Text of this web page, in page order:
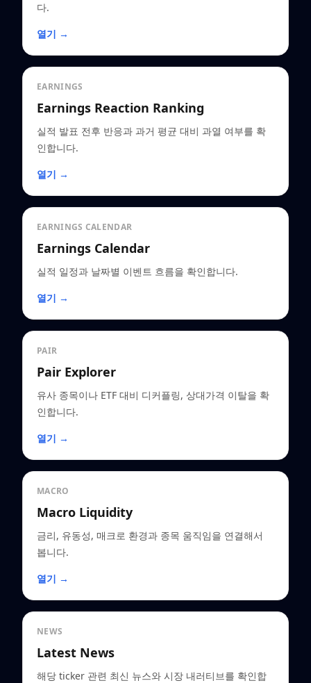
다.
열기 →
EARNINGS
Earnings Reaction Ranking
실적 발표 전후 반응과 과거 평균 대비 과열 여부를 확
인합니다.
열기 →
EARNINGS CALENDAR
Earnings Calendar
실적 일정과 날짜별 이벤트 흐름을 확인합니다.
열기 →
PAIR
Pair Explorer
유사 종목이나 ETF 대비 디커플링, 상대가격 이탈을 확
인합니다.
열기 →
MACRO
Macro Liquidity
금리, 유동성, 매크로 환경과 종목 움직임을 연결해서
봅니다.
열기 →
NEWS
Latest News
해당 ticker 관련 최신 뉴스와 시장 내러티브를 확인합